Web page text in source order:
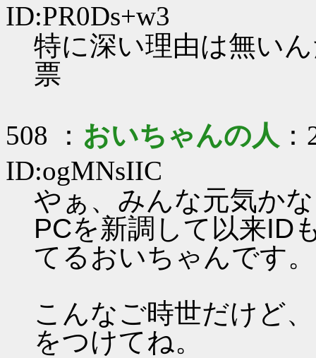
ID:PR0Ds+w3
特に深い理由は無い
票
508 ： おいちゃんの人
ID:ogMNsIIC
やぁ、みんな元気か
PCを新調して以来ID
てるおいちゃんです。
こんなご時世だけど
をつけてね。